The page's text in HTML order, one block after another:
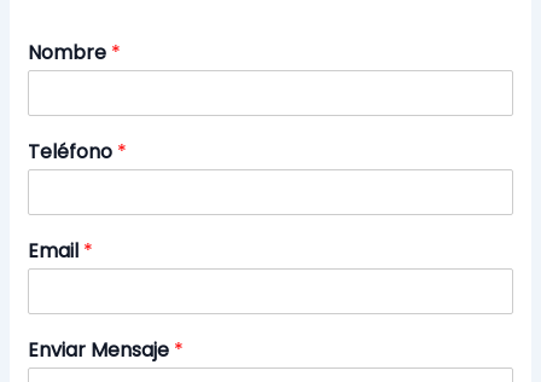
Nombre *
Teléfono *
Email *
Enviar Mensaje *